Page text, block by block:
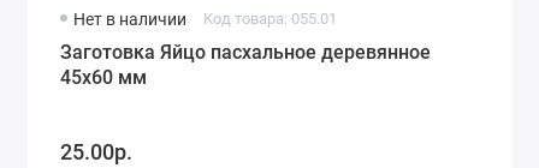
Нет в наличии Код товара: 055.01
Заготовка Яйцо пасхальное деревянное
45х60 мм
25.00р.